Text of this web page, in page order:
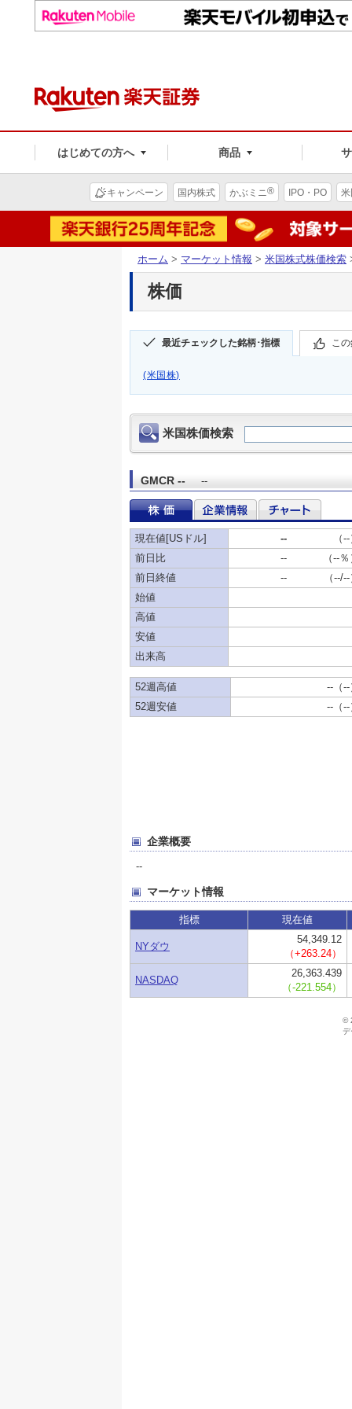
はじめての方へ 商品
キャンペーン 国内株式 かぶミニ® IPO・PO
ホーム > マーケット情報 > 米国株式株価検索
株価
最近チェックした銘柄･指標 こ
(米国株)